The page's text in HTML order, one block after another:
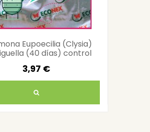
Eupoecilia (Clysia)
(40 días) control
3,97 €